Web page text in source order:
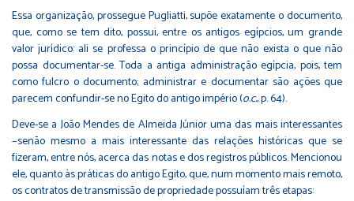
Essa organização, prossegue Pugliatti, supõe exatamente o documento,
que, como se tem dito, possui, entre os antigos egípcios, um grande
valor jurídico: ali se professa o princípio de que não exista o que não
possa documentar-se. Toda a antiga administração egípcia, pois, tem
como fulcro o documento; administrar e documentar são ações que
parecem confundir-se no Egito do antigo império (o.c., p. 64).
Deve-se a João Mendes de Almeida Júnior uma das mais interessantes
−senão mesmo a mais interessante das relações históricas que se
fizeram, entre nós, acerca das notas e dos registros públicos. Mencionou
ele, quanto às práticas do antigo Egito, que, num momento mais remoto,
os contratos de transmissão de propriedade possuíam três etapas: